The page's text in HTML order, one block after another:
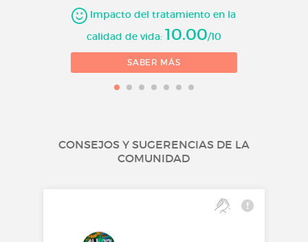
Impacto del tratamiento en la
calidad de vida: 10.00/10
SABER MÁS
CONSEJOS Y SUGERENCIAS DE LA
COMUNIDAD